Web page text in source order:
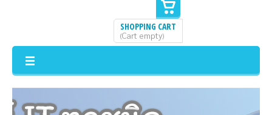
SHOPPING CART
(Cart empty)